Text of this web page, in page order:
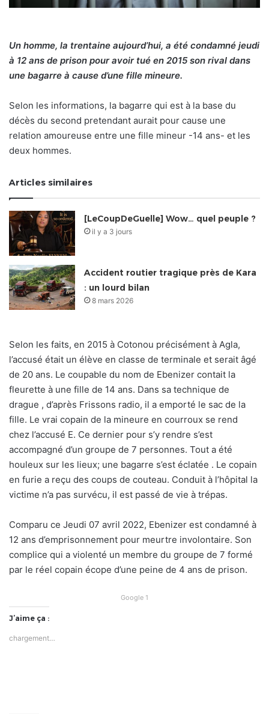
Un homme, la trentaine aujourd’hui, a été condamné jeudi
à 12 ans de prison pour avoir tué en 2015 son rival dans
une bagarre à cause d’une fille mineure.
Selon les informations, la bagarre qui est à la base du
décès du second pretendant aurait pour cause une
relation amoureuse entre une fille mineur -14 ans- et les
deux hommes.
Articles similaires
[LeCoupDeGuelle] Wow… quel peuple ?
il y a 3 jours
Accident routier tragique près de Kara
: un lourd bilan
8 mars 2026
Selon les faits, en 2015 à Cotonou précisément à Agla,
l’accusé était un élève en classe de terminale et serait âgé
de 20 ans. Le coupable du nom de Ebenizer contait la
fleurette à une fille de 14 ans. Dans sa technique de
drague , d’après Frissons radio, il a emporté le sac de la
fille. Le vrai copain de la mineure en courroux se rend
chez l’accusé E. Ce dernier pour s’y rendre s’est
accompagné d’un groupe de 7 personnes. Tout a été
houleux sur les lieux; une bagarre s’est éclatée . Le copain
en furie a reçu des coups de couteau. Conduit à l’hôpital la
victime n’a pas survécu, il est passé de vie à trépas.
Comparu ce Jeudi 07 avril 2022, Ebenizer est condamné à
12 ans d’emprisonnement pour meurtre involontaire. Son
complice qui a violenté un membre du groupe de 7 formé
par le réel copain écope d’une peine de 4 ans de prison.
Google 1
J’aime ça :
chargement…